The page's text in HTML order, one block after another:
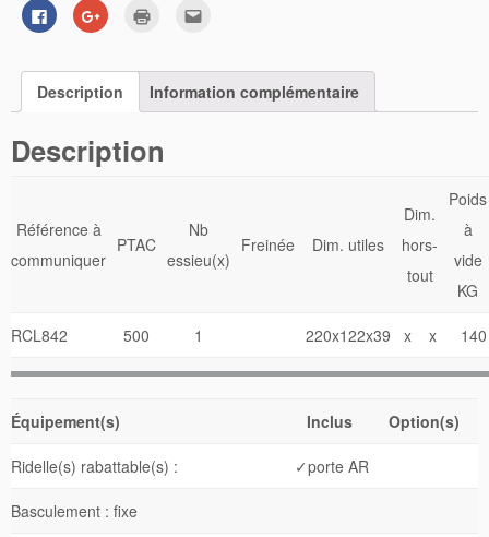
Cliquez
pour
partager
dans
une
nouvelle
Cliquez
pour
(ouvre
dans
une
nouvelle
Cliquer
nouvelle
fenêtre)
mail
à
un
ami(ouvre
Description Information complémentaire
Description
Référence à
communiquer
PTAC
Nb
essieu(x)
Freinée Dim. utiles
Dim.
hors-
tout
Poids
à
vide
KG
RCL842 500 1 220x122x39 x x 140
Équipement(s) Inclus Option(s)
Ridelle(s) rabattable(s) : ✓porte AR
Basculement : fixe